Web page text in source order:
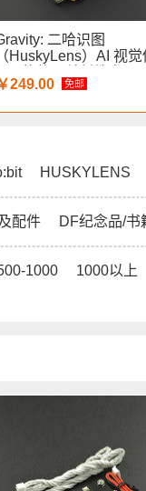
二哈识图
（HuskyLens）AI 视
249.00 免邮
HUSKYLENS
配件 DF纪念品/书
1000
1000以上